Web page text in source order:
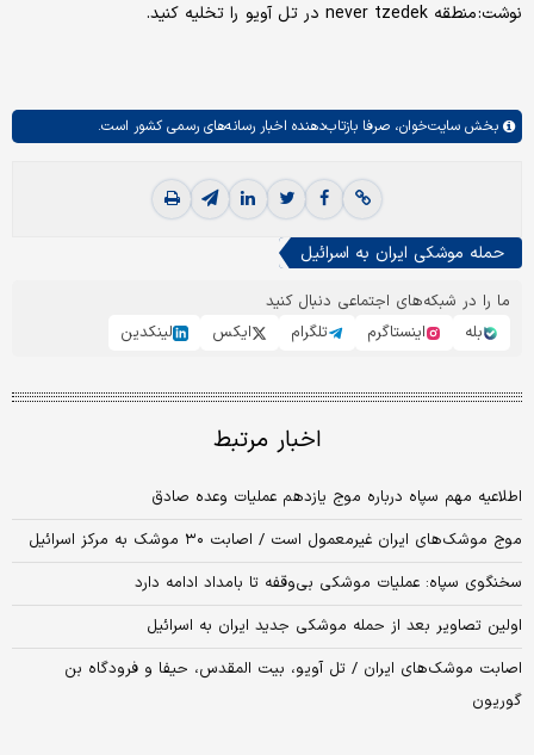
نوشت: منطقه never tzedek در تل آویو را تخلیه کنید.
بخش سایت‌خوان، صرفا بازتاب‌دهنده اخبار رسانه‌های رسمی کشور است.
حمله موشکی ایران به اسرائیل
ما را در شبکه‌های اجتماعی دنبال کنید
بله
اینستاگرم تلگرام ایکس لینکدین
اخبار مرتبط
اطلاعیه مهم سپاه درباره موج یازدهم عملیات وعده صادق
موج موشک‌های ایران غیرمعمول است / اصابت ۳۰ موشک به مرکز اسرائیل
سخنگوی سپاه: عملیات موشکی بی‌وقفه تا بامداد ادامه دارد
اولین تصاویر بعد از حمله موشکی جدید ایران به اسرائیل
اصابت موشک‌های ایران / تل آویو، بیت المقدس، حیفا و فرودگاه بن
گوریون